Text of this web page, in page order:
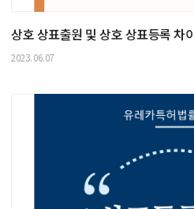
상호 상표출원 및 상호 상표등록 차
2023.06.07